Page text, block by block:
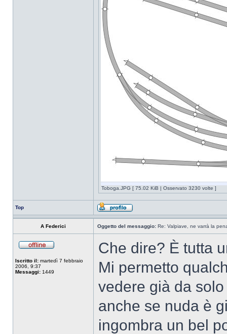
Toboga.JPG [ 75.02 KiB | Osservato 3230 volte ]
Top
A Federici Oggetto del messaggio: Re: Valpiave, ne varrà la
Iscritto il: martedì 7 febbraio
2006, 9:37
Messaggi: 1449
Che dire? È tutta
Mi permetto
vedere già da
anche se nuda è
ingombra un bel